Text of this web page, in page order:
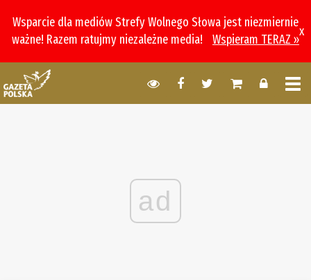
Wsparcie dla mediów Strefy Wolnego Słowa jest niezmiernie
ważne! Razem ratujmy niezależne media!
Wspieram TERAZ »
x
ad